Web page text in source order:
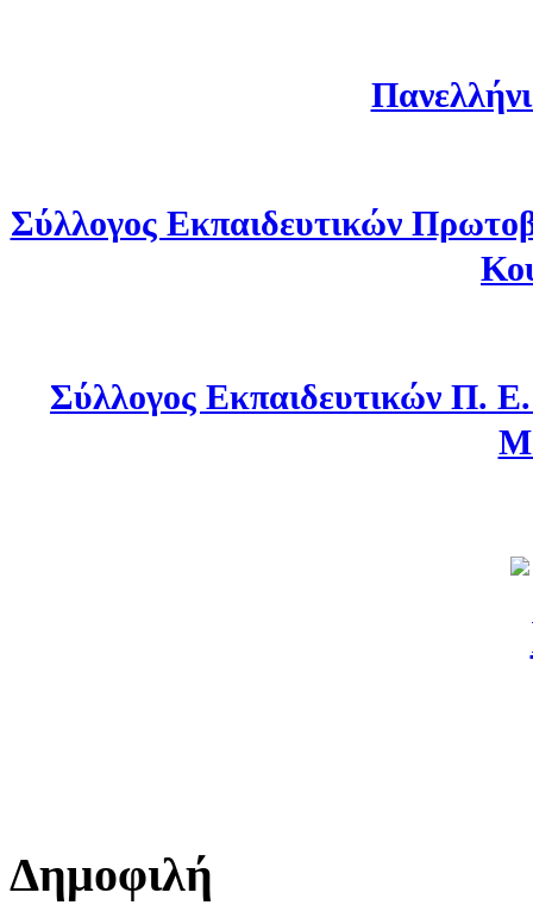
Σύλλογος Εκπαιδευτικών
Σύλλογος Εκπαιδευτικών Π.
Δημοφιλή